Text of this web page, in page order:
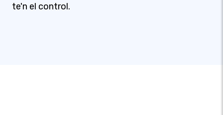
te'n el control.